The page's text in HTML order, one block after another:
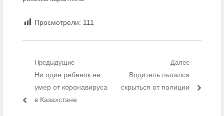
Просмотрели: 111
Навигация по записям
Предыдущие
Предыдущий пост:
Ни один ребенок не
умер от коронавируса
в Казахстане
Далее
Следующий пост:
Водитель пытался
скрыться от полиции